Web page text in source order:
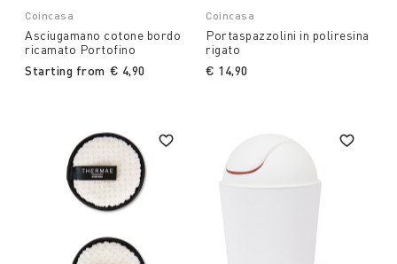
Coincasa
Asciugamano cotone bordo
ricamato Portofino
Starting from € 4,90
Coincasa
Portaspazzolini in poliresina
rigato
€ 14,90